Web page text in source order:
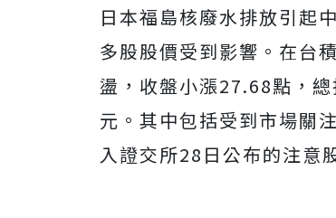
日本福島核廢水排放引起
多股股價受到影響。在台
盪，收盤小漲27.68點，
元。其中包括受到市場關
入證交所28日公布的注意